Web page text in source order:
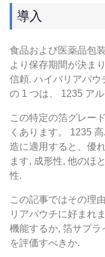
導入
食品および医薬品包
より保存期間が決ま
信頼. ハイバリアパ
の 1 つは、 1235 ア
この特定の箔グレー
くあります。 1235
造に適用すると、優
ます, 成形性, 他のほ
性.
この記事ではその理
リアパウチに好まれ
機能するか, 箔サプ
を評価すべきか.